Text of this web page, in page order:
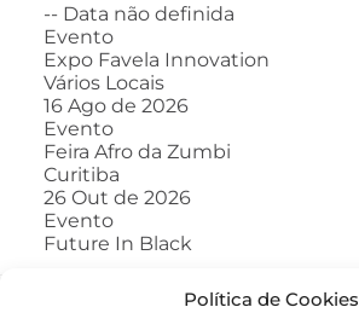
Política de Cookies
-- Data não definida
Evento
Expo Favela Innovation
Vários Locais
16 Ago de 2026
Evento
Feira Afro da Zumbi
Curitiba
26 Out de 2026
Evento
Future In Black